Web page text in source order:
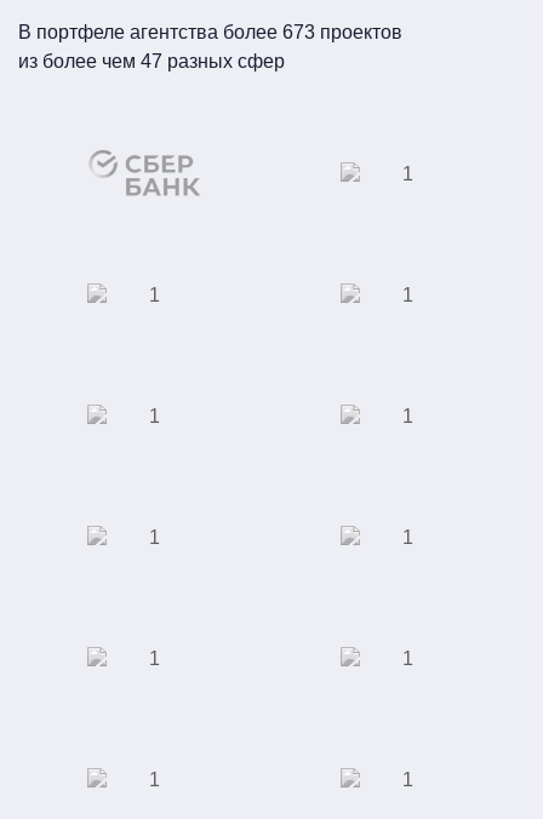
В портфеле агентства более 673 проектов
из более чем 47 разных сфер